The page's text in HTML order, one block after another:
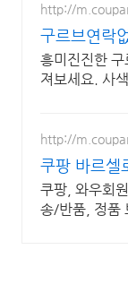
http://
구르브연락
흥미진진한
져보세요. 사
http://
쿠팡 바르셀
와우회원 특
쿠팡, 와우회
송/반품, 정품